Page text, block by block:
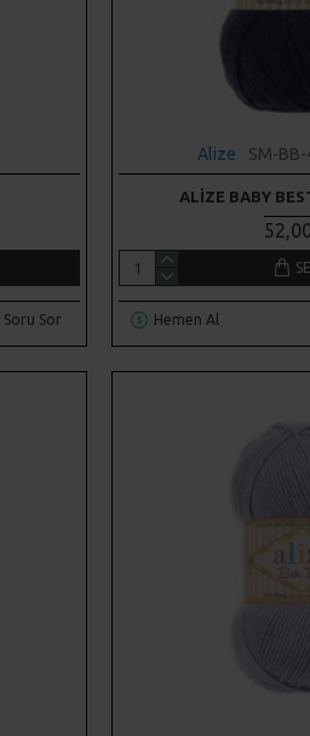
Soru Sor
Alize SM-
ALIZE BABY
Hemen Al